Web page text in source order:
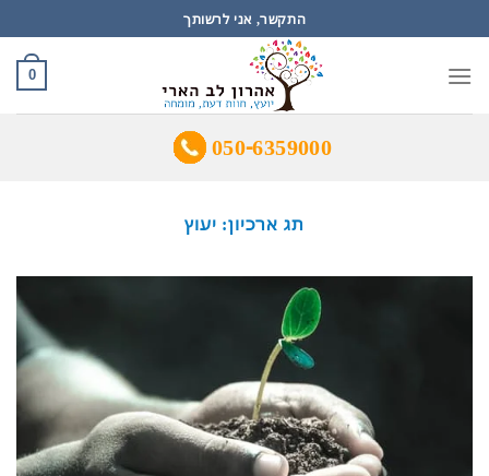
to
content
התקשר, אני לרשותך
0
050-6359000
תג ארכיון: יעוץ